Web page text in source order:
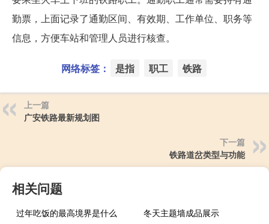
勤票，上面记录了通勤区间、有效期、工作单位、职务等
信息，方便车站和管理人员进行核查。
网络标签： 是指 职工 铁路
上一篇
广安铁路最新规划图
下一篇
铁路道岔类型与功能
相关问题
过年吃饭的最高境界是什么
冬天主题墙成品展示